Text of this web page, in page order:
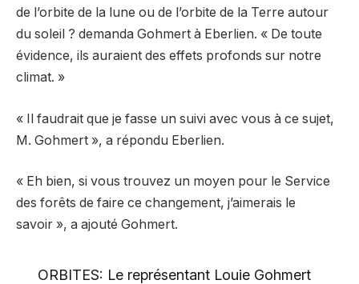
de l’orbite de la lune ou de l’orbite de la Terre autour
du soleil ? demanda Gohmert à Eberlien. « De toute
évidence, ils auraient des effets profonds sur notre
climat. »
« Il faudrait que je fasse un suivi avec vous à ce sujet,
M. Gohmert », a répondu Eberlien.
« Eh bien, si vous trouvez un moyen pour le Service
des forêts de faire ce changement, j’aimerais le
savoir », a ajouté Gohmert.
ORBITES: Le représentant Louie Gohmert